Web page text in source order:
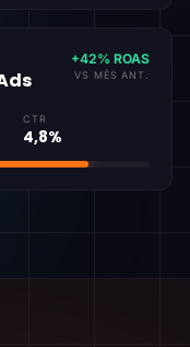
+42% ROAS
VS MÊS ANT.
CTR
4,8%